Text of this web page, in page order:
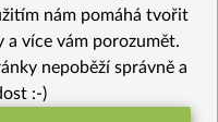
nám pomáhá tvořit
a více vám porozumět.
nepoběží správně a
:-)